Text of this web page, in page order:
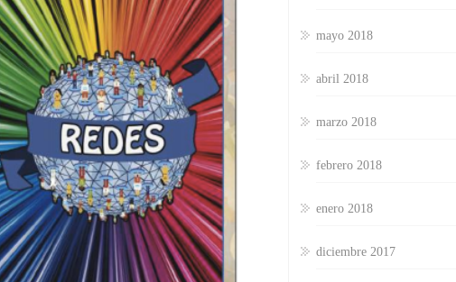
mayo 2018
abril 2018
marzo 2018
febrero 2018
enero 2018
diciembre 2017